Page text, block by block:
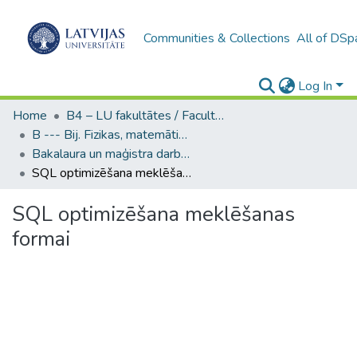
Communities & Collections All of
Log In
Home
B4 – LU fakultātes / Faculties of the UL
B --- Bij. Fizikas, matemātikas un optometrijas fakultātes studentu noslēguma darbi / Faculty of Physics, Mathematics and Optometry - Graduate works
Bakalaura un maģistra darbi (FMOF) / Bachelor's and Master's theses
SQL optimizēšana meklēšanas formai
SQL optimizēšana meklēšanas
formai